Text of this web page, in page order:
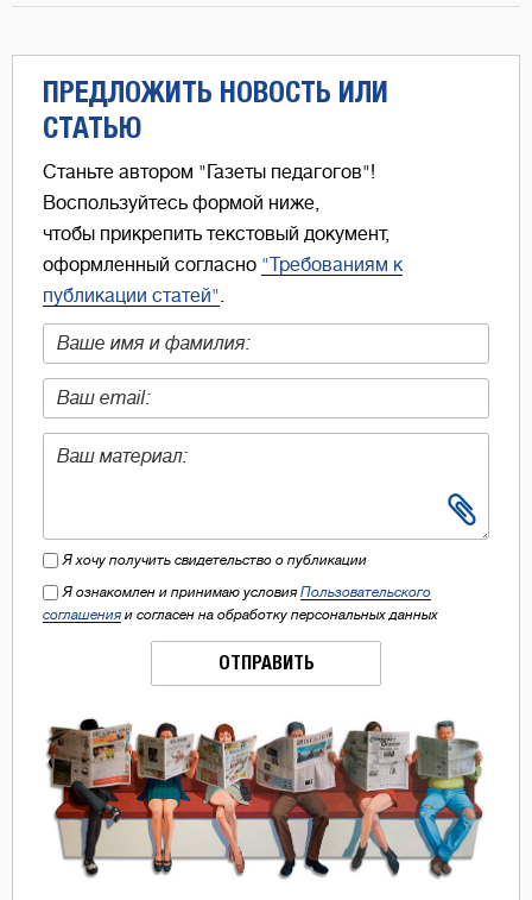
ПРЕДЛОЖИТЬ НОВОСТЬ ИЛИ
СТАТЬЮ
Станьте автором "Газеты педагогов"!
Воспользуйтесь формой ниже,
чтобы прикрепить текстовый документ,
оформленный согласно "Требованиям к
публикации статей"
Я хочу получить свидетельство о публикации
Я ознакомлен и принимаю условия Пользовательского
соглашения и согласен на обработку персональных данных
ОТПРАВИТЬ